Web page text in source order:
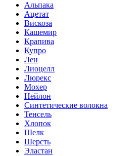
Альпака
Ацетат
Вискоза
Кашемир
Крапива
Купро
Лен
Лиоцелл
Люрекс
Мохер
Нейлон
Синтетические волокна
Тенсель
Хлопок
Шелк
Шерсть
Эластан